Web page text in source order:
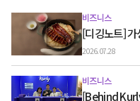
비즈니스
[디깅노트]
‘맛있는’ 밀키
2026.07.28
비즈니스
[Behind